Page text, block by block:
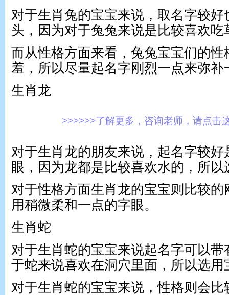
对于生肖兔的宝宝来说，取名字较好
头，因为对于兔兔来说是比较喜欢吃
而从性格方面来看，兔兔宝宝们的性
羞，所以尽量起名字刚烈一点来弥补
生肖龙
>>>>>>了解更多，咨询老师，请点击
对于生肖龙的朋友来说，起名字较好
眼，因为龙都是比较喜欢水的，所
对于性格方面生肖龙的宝宝则比较
用稍微柔和一点的字眼。
生肖蛇
对于生肖蛇的宝宝来说起名字可以
于蛇来说喜欢在洞穴里面，所以选用
对于生肖蛇的宝宝来说，性格则会